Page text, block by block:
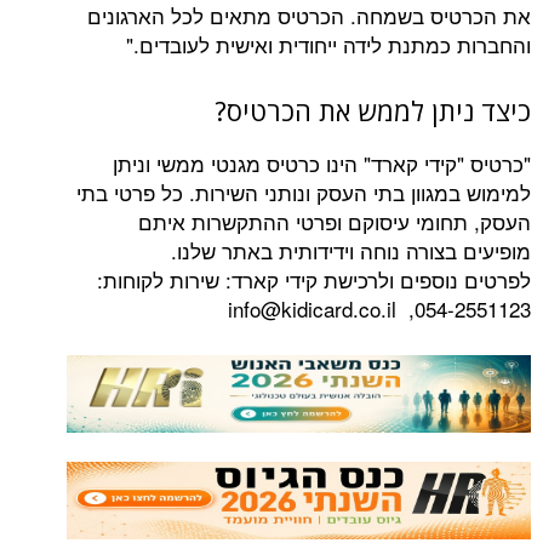
בשמחה. הכרטיס מתאים לכל הארגונים
לידה ייחודית ואישית לעובדים."
לממש את הכרטיס?
קארד" הינו כרטיס מגנטי ממשי וניתן
בתי העסק ונותני השירות. כל פרטי בתי
עיסוקם ופרטי ההתקשרות איתם
נוחה וידידותית באתר שלנו.
ולרכישת קידי קארד: שירות לקוחות:
054-